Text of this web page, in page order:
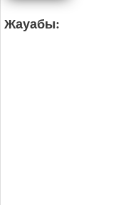
Жауабы: